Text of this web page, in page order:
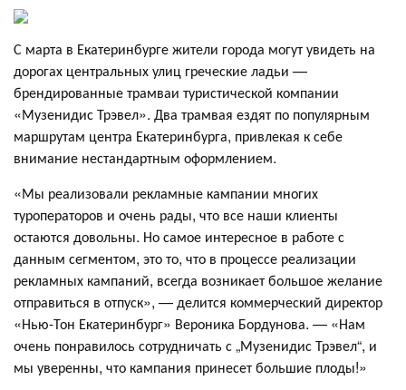
С марта в Екатеринбурге жители города могут увидеть на
дорогах центральных улиц греческие ладьи —
брендированные трамваи туристической компании
«Музенидис Трэвел». Два трамвая ездят по популярным
маршрутам центра Екатеринбурга, привлекая к себе
внимание нестандартным оформлением.
«Мы реализовали рекламные кампании многих
туроператоров и очень рады, что все наши клиенты
остаются довольны. Но самое интересное в работе с
данным сегментом, это то, что в процессе реализации
рекламных кампаний, всегда возникает большое желание
отправиться в отпуск», — делится коммерческий директор
«Нью-Тон Екатеринбург» Вероника Бордунова. — «Нам
очень понравилось сотрудничать с „Музенидис Трэвел“, и
мы уверенны, что кампания принесет большие плоды!»